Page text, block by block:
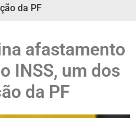
da PF
afastamento
INSS, um dos
da PF